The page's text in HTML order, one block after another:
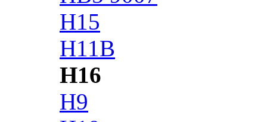
H15
H11B
H16
H9